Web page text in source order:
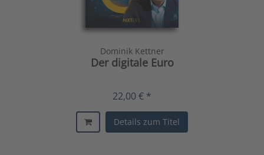
Dominik Kettner
Der digitale Euro
22,00 € *
Details zum Titel